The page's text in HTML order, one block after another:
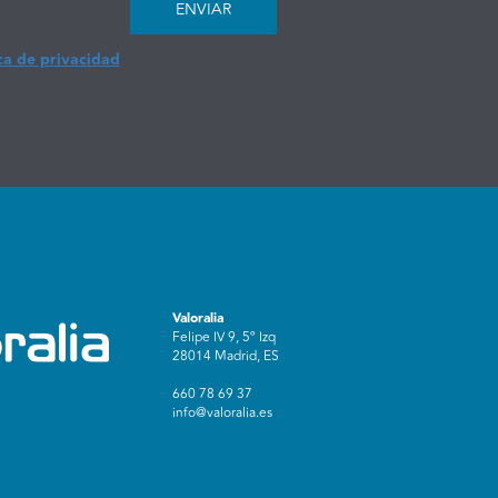
ENVIAR
de privacidad
Valoralia
Felipe IV 9, 5º Izq
28014 Madrid, ES
660 78 69 37
info@valoralia.es